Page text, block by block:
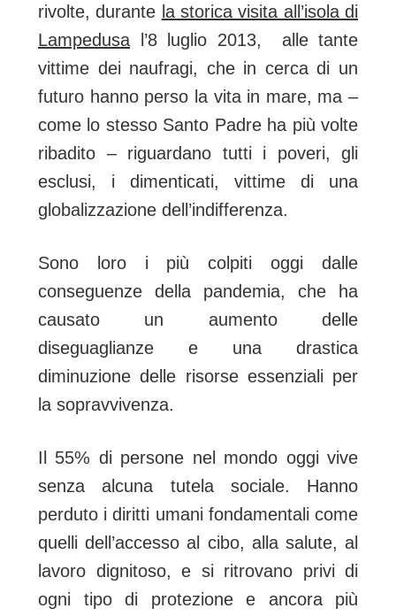
rivolte, durante la storica visita all’isola di
Lampedusa l’8 luglio 2013, alle tante
vittime dei naufragi, che in cerca di un
futuro hanno perso la vita in mare, ma –
come lo stesso Santo Padre ha più volte
ribadito – riguardano tutti i poveri, gli
esclusi, i dimenticati, vittime di una
globalizzazione dell’indifferenza.
Sono loro i più colpiti oggi dalle
conseguenze della pandemia, che ha
causato un aumento delle
diseguaglianze e una drastica
diminuzione delle risorse essenziali per
la sopravvivenza.
Il 55% di persone nel mondo oggi vive
senza alcuna tutela sociale. Hanno
perduto i diritti umani fondamentali come
quelli dell’accesso al cibo, alla salute, al
lavoro dignitoso, e si ritrovano privi di
ogni tipo di protezione e ancora più